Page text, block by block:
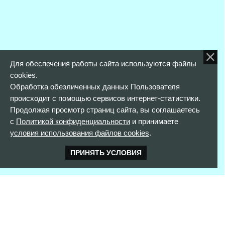
Для обеспечения работы сайта используются файлы
cookies.
Обработка обезличенных данных Пользователя
происходит с помощью сервисов интернет-статистики.
Продолжая просмотр страниц сайта, вы соглашаетесь
с Политикой конфиденциальностии принимаете
условия использования файлов cookies.
ПРИНЯТЬ УСЛОВИЯ